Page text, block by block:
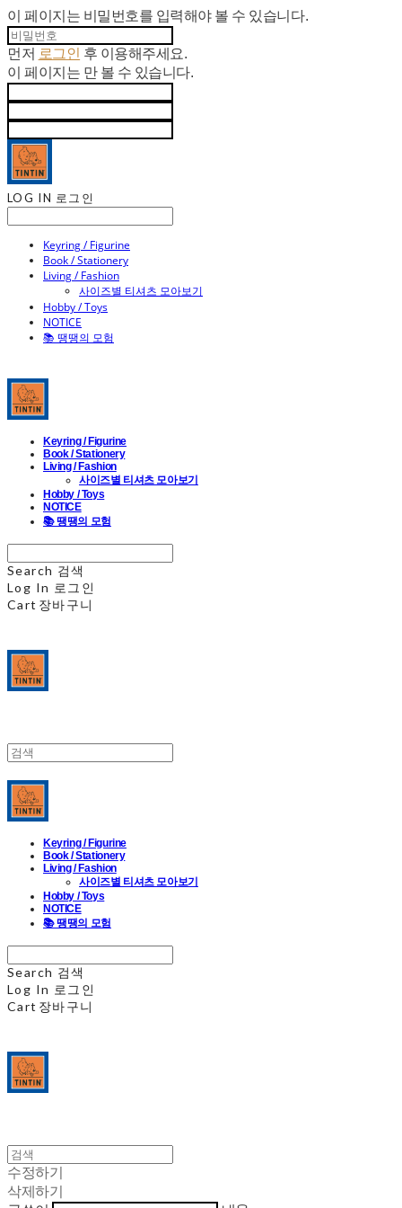
이 페이지는 비밀번호를 입력해야 볼 수 있습니다.
먼저 로그인 후 이용해주세요.
이 페이지는 만 볼 수 있습니다.
LOG IN 로그인
Keyring / Figurine
Book / Stationery
Living / Fashion
사이즈별 티셔츠 모아보기
Hobby / Toys
NOTICE
📚 땡땡의 모험
Keyring / Figurine
Book / Stationery
Living / Fashion
사이즈별 티셔츠 모아보기
Hobby / Toys
NOTICE
📚 땡땡의 모험
Search 검색
Log In 로그인
Cart 장바구니
Keyring / Figurine
Book / Stationery
Living / Fashion
사이즈별 티셔츠 모아보기
Hobby / Toys
NOTICE
📚 땡땡의 모험
Search 검색
Log In 로그인
Cart 장바구니
수정하기
삭제하기